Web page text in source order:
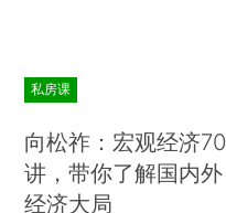
私房课
向松祚：宏观经济70
讲，带你了解国内外
经济大局